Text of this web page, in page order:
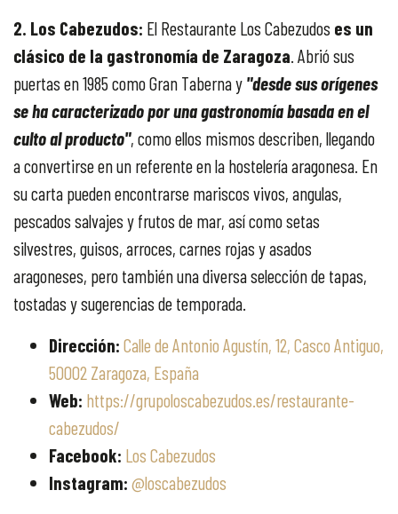
2. Los Cabezudos: El Restaurante Los Cabezudos es un
clásico de la gastronomía de Zaragoza . Abrió sus
puertas en 1985 como Gran Taberna y "desde sus orígenes
se ha caracterizado por una gastronomía basada en el
culto al producto", como ellos mismos describen, llegando
a convertirse en un referente en la hostelería aragonesa. En
su carta pueden encontrarse mariscos vivos, angulas,
pescados salvajes y frutos de mar, así como setas
silvestres, guisos, arroces, carnes rojas y asados
aragoneses, pero también una diversa selección de tapas,
tostadas y sugerencias de temporada.
Dirección: Calle de Antonio Agustín, 12, Casco Antiguo,
50002 Zaragoza, España
Web: https://grupoloscabezudos.es/restaurante-
cabezudos/
Facebook: Los Cabezudos
Instagram: @loscabezudos